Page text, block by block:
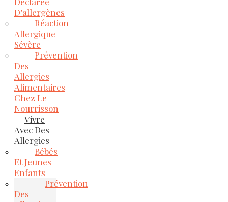
D’allergènes
Réaction
Allergique
Sévère
Prévention
Des
Allergies
Alimentaires
Chez Le
Nourrisson
Vivre
Avec Des
Allergies
Bébés
Et Jeunes
Enfants
Prévention
Des